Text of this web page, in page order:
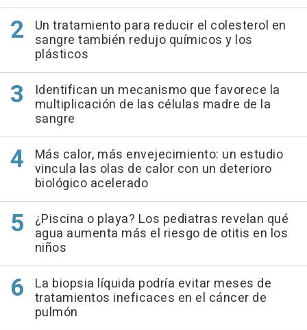
Un tratamiento para reducir el colesterol en
sangre también redujo químicos y los
plásticos
Identifican un mecanismo que favorece la
multiplicación de las células madre de la
sangre
Más calor, más envejecimiento: un estudio
vincula las olas de calor con un deterioro
biológico acelerado
¿Piscina o playa? Los pediatras revelan qué
agua aumenta más el riesgo de otitis en los
niños
La biopsia líquida podría evitar meses de
tratamientos ineficaces en el cáncer de
pulmón